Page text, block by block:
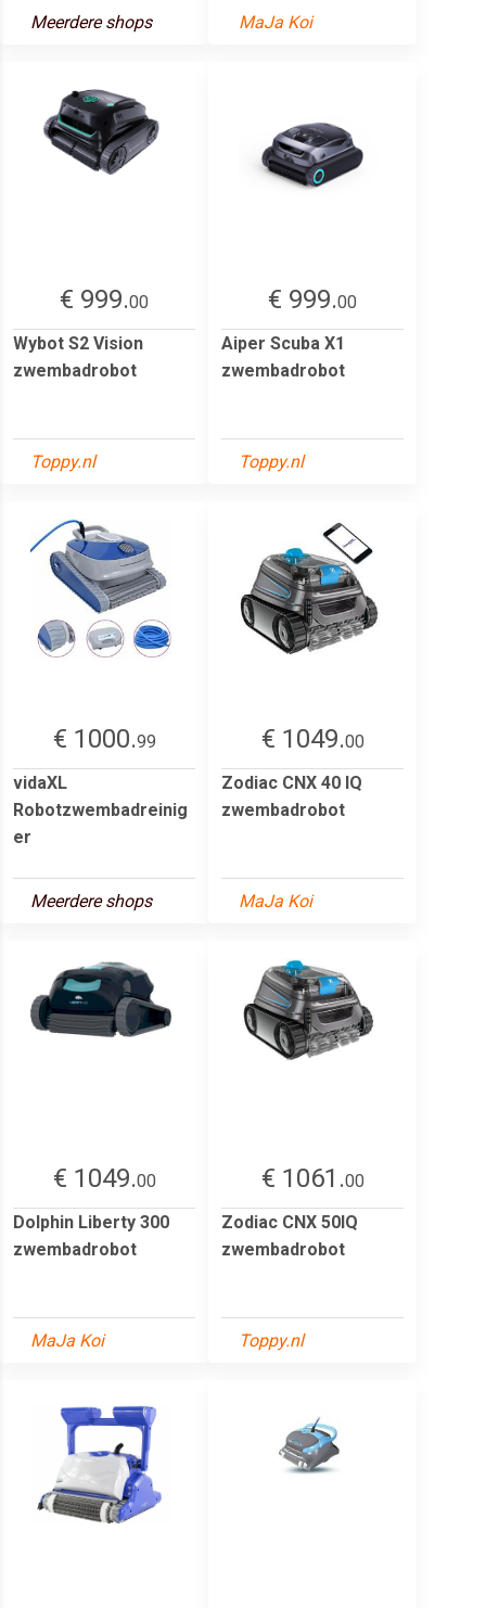
Meerdere shops MaJa Koi
€ 999.00
Wybot S2 Vision
zwembadrobot
Toppy.nl
€ 999.00
Aiper Scuba X1
zwembadrobot
Toppy.nl
€ 1000.99
vidaXL
Robotzwembadreinig
er
Meerdere shops
€ 1049.00
Zodiac CNX 40 IQ
zwembadrobot
MaJa Koi
€ 1049.00
Dolphin Liberty 300
zwembadrobot
MaJa Koi
€ 1061.00
Zodiac CNX 50IQ
zwembadrobot
Toppy.nl